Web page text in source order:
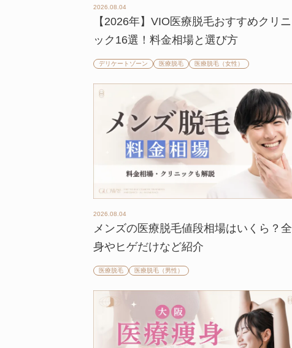
2026.08.04
【2026年】VIO医療脱毛おすすめクリニ
ック16選！料金相場と選び方
デリケートゾーン 医療脱毛 医療脱毛（女性）
2026.08.04
メンズの医療脱毛値段相場はいくら？全
身やヒゲだけなど紹介
医療脱毛 医療脱毛（男性）